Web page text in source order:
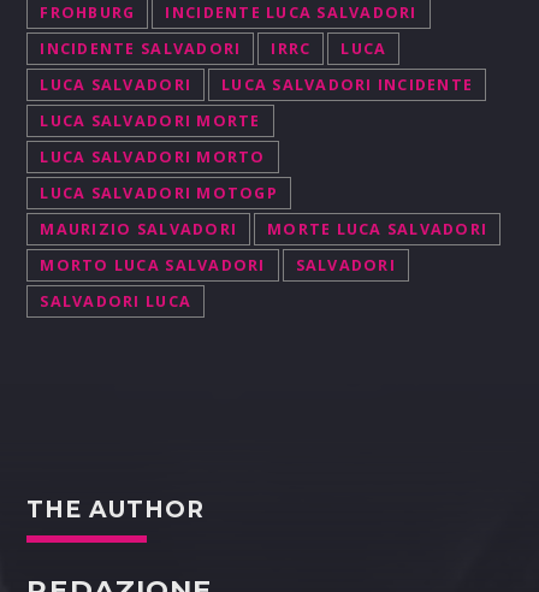
FROHBURG
INCIDENTE LUCA SALVADORI
INCIDENTE SALVADORI
IRRC
LUCA
LUCA SALVADORI
LUCA SALVADORI INCIDENTE
LUCA SALVADORI MORTE
LUCA SALVADORI MORTO
LUCA SALVADORI MOTOGP
MAURIZIO SALVADORI
MORTE LUCA SALVADORI
MORTO LUCA SALVADORI
SALVADORI
SALVADORI LUCA
THE AUTHOR